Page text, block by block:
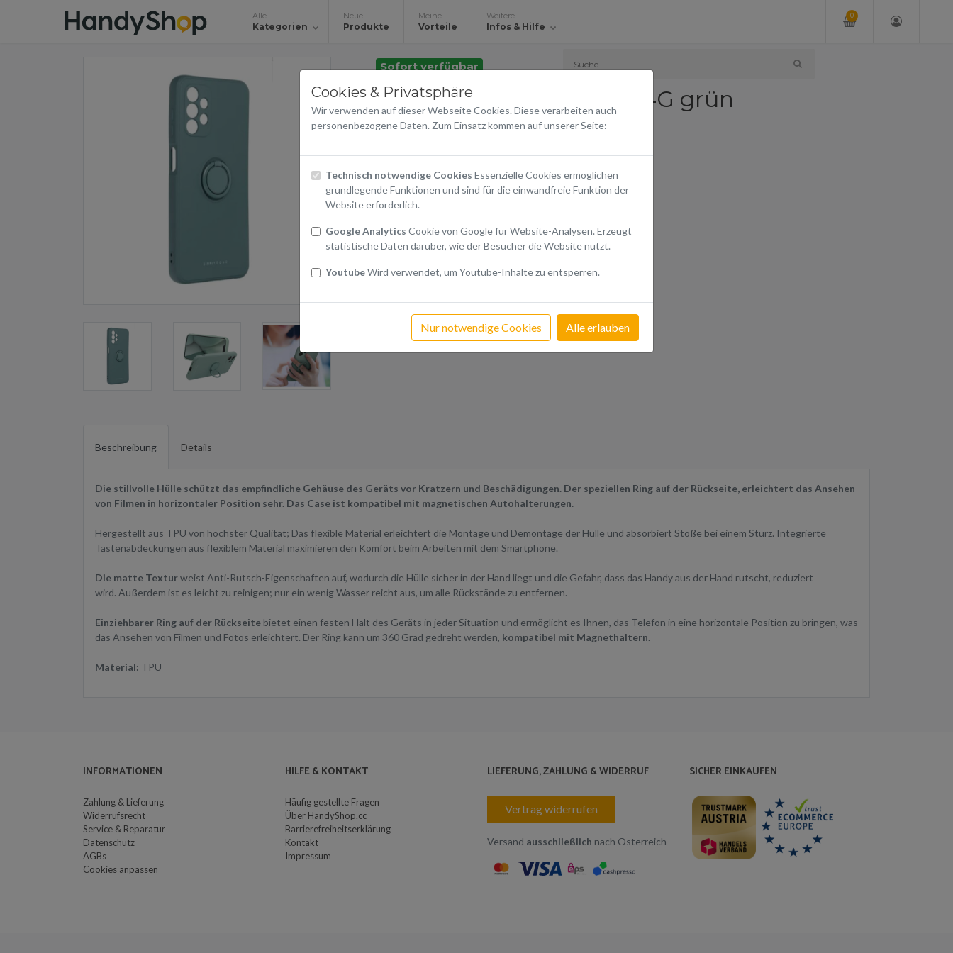
Alle
Kategorien
Neue
Produkte
Meine
Vorteile
Weitere
Infos & Hilfe
0
Cookies & Privatsphäre
Wir verwenden auf dieser Webseite Cookies. Diese verarbeiten auch
personenbezogene Daten. Zum Einsatz kommen auf unserer Seite:
Technisch notwendige Cookies Essenzielle Cookies ermöglichen
grundlegende Funktionen und sind für die einwandfreie Funktion der
Website erforderlich.
Google Analytics Cookie von Google für Website-Analysen. Erzeugt
statistische Daten darüber, wie der Besucher die Website nutzt.
YoutubeWird verwendet, um Youtube-Inhalte zu entsperren.
Nur notwendige Cookies Alle erlauben
Sofort verfügbar
Amber Case Galaxy A13 4G grün
€ 12,90
inkl. 20% USt.
Warenkorb
In den Warenkorb
Beschreibung Details
Die stillvolle Hülle schützt das empfindliche Gehäuse des Geräts vor Kratzern und Beschädigungen. Der speziellen Ring auf der Rückseite, erleichtert das Ansehen
von Filmen in horizontaler Position sehr. Das Case ist kompatibel mit magnetischen Autohalterungen.
Hergestellt aus TPU von höchster Qualität; Das flexible Material erleichtert die Montage und Demontage der Hülle und absorbiert Stöße bei einem Sturz. Integrierte
Tastenabdeckungen aus flexiblem Material maximieren den Komfort beim Arbeiten mit dem Smartphone.
Die matte Texturweist Anti-Rutsch-Eigenschaften auf, wodurch die Hülle sicher in der Hand liegt und die Gefahr, dass das Handy aus der Hand rutscht, reduziert
wird. Außerdem ist es leicht zu reinigen; nur ein wenig Wasser reicht aus, um alle Rückstände zu entfernen.
Einziehbarer Ring auf der Rückseite bietet einen festen Halt des Geräts in jeder Situation und ermöglicht es Ihnen, das Telefon in eine horizontale Position zu bringen, was
das Ansehen von Filmen und Fotos erleichtert. Der Ring kann um 360 Grad gedreht werden, kompatibel mit Magnethaltern.
Material: TPU
INFORMATIONEN
Zahlung & Lieferung
Widerrufsrecht
Service & Reparatur
Datenschutz
AGBs
Cookies anpassen
HILFE & KONTAKT
Häufig gestellte Fragen
Über HandyShop.cc
Barrierefreiheitserklärung
Kontakt
Impressum
LIEFERUNG, ZAHLUNG & WIDERRUF
Vertrag widerrufen
Versand ausschließlich nach Österreich
SICHER EINKAUFEN